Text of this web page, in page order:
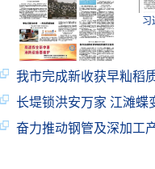
习
我市完成新收获早籼稻
长堤锁洪安万家 江滩蝶
奋力推动钢管及深加工